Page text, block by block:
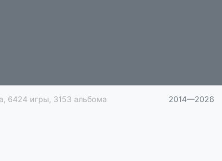
6424 игры, 3153 альбома 2014—2026